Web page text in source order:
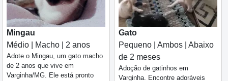
Mingau
Médio | Macho | 2 anos
Adote o Mingau, um gato macho
de 2 anos que vive em
Varginha/MG. Ele está pronto
Gato
Pequeno | Ambos | Abaixo
de 2 meses
Adoção de gatinhos em
Varginha. Encontre adoráveis